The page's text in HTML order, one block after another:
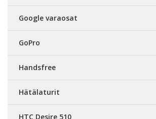
Google varaosat
GoPro
Handsfree
Hätälaturit
HTC Desire 510